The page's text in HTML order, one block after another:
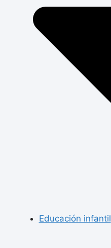
Educación infantil